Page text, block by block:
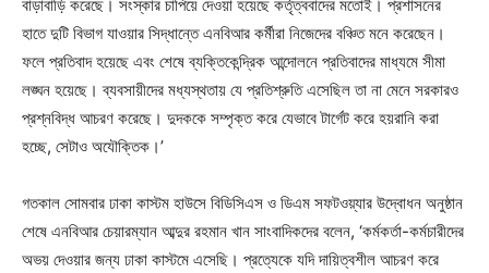
বাড়াবাড়ি করেছে। সংস্কার চাপিয়ে দেওয়া হয়েছে কর্তৃত্ববাদের মতোই। প্রশাসনের
হাতে দুটি বিভাগ যাওয়ার সিদ্ধান্তে এনবিআর কর্মীরা নিজেদের বঞ্চিত মনে করেছেন।
ফলে প্রতিবাদ হয়েছে এবং শেষে ব্যক্তিকেন্দ্রিক আন্দোলনে প্রতিবাদের মাধ্যমে সীমা
লঙ্ঘন হয়েছে। ব্যবসায়ীদের মধ্যস্থতায় যে প্রতিশ্রুতি এসেছিল তা না মেনে সরকারও
প্রশ্নবিদ্ধ আচরণ করেছে। দুদককে সম্পৃক্ত করে যেভাবে টার্গেট করে হয়রানি করা
হচ্ছে, সেটাও অযৌক্তিক।’
গতকাল সোমবার ঢাকা কাস্টম হাউসে বিডিসিএস ও ডিএম সফটওয়্যার উদ্বোধন অনুষ্ঠান
শেষে এনবিআর চেয়ারম্যান আব্দুর রহমান খান সাংবাদিকদের বলেন, ‘কর্মকর্তা-কর্মচারীদের
অভয় দেওয়ার জন্য ঢাকা কাস্টমে এসেছি। প্রত্যেকে যদি দায়িত্বশীল আচরণ করে